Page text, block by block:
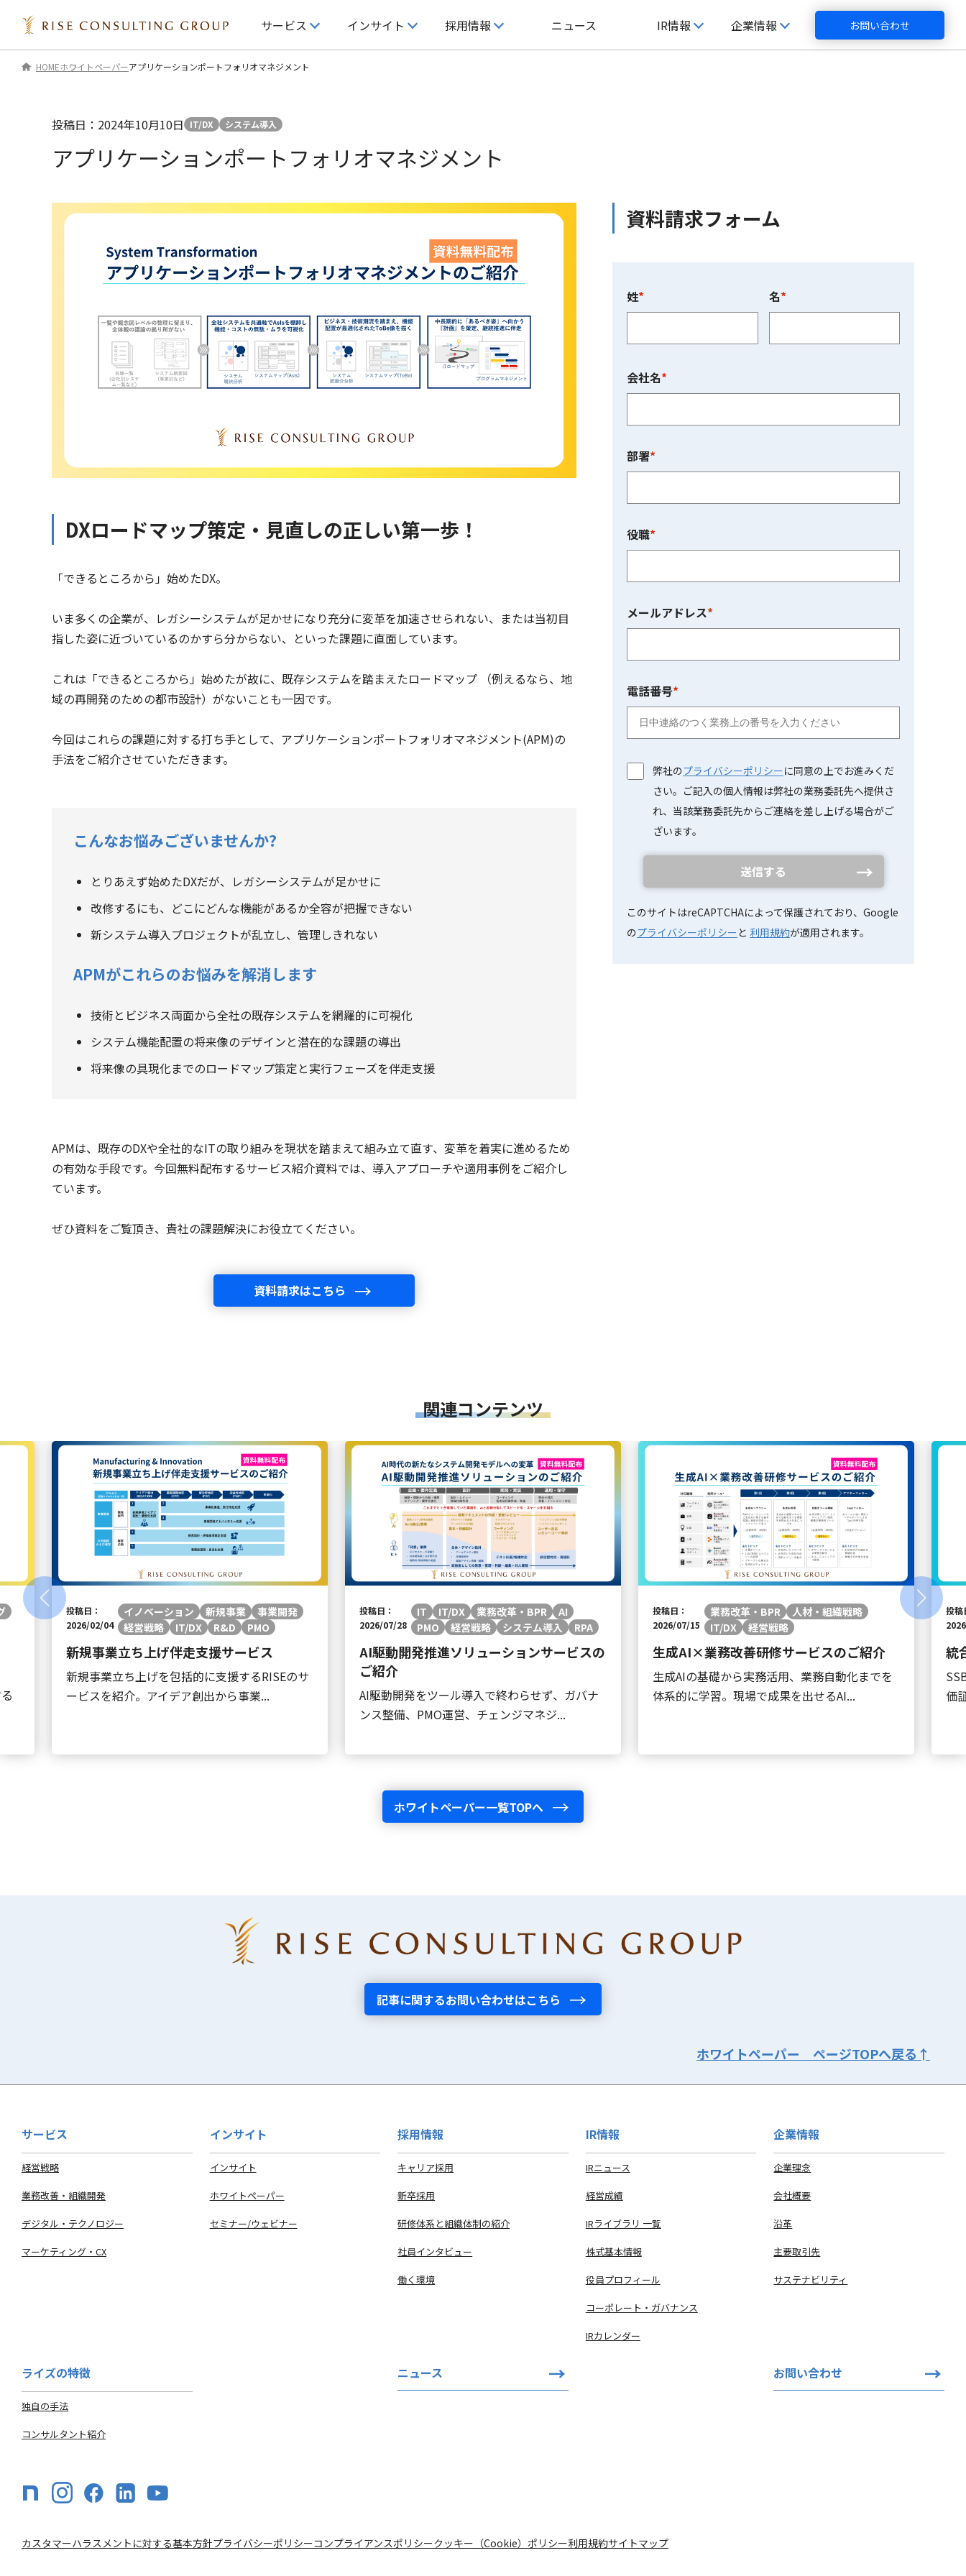
サービス インサイト 採用情報 ニュース IR情報 企業情報 お問い合わせ
経営戦略
マーケティング・CX 社員インタビュー
IRニュース
コーポレート・ガバナンス
IRカレンダー
HOMEホワイトペーパーアプリケーションポートフォリオマネジメント
投稿日：2024年10月10日 IT/DX システム導入
アプリケーションポートフォリオマネジメント
DXロードマップ策定・見直しの正しい第一歩！
「できるところから」始めたDX。
いま多くの企業が、レガシーシステムが足かせになり充分に変革を加速させられない、または当初目
指した姿に近づいているのかすら分からない、といった課題に直面しています。
これは「できるところから」始めたが故に、既存システムを踏まえたロードマップ （例えるなら、地
域の再開発のための都市設計）がないことも一因です。
今回はこれらの課題に対する打ち手として、アプリケーションポートフォリオマネジメント(APM)の
手法をご紹介させていただきます。
こんなお悩みございませんか?
とりあえず始めたDXだが、レガシーシステムが足かせに
改修するにも、どこにどんな機能があるか全容が把握できない
新システム導入プロジェクトが乱立し、管理しきれない
APMがこれらのお悩みを解消します
技術とビジネス両面から全社の既存システムを網羅的に可視化
システム機能配置の将来像のデザインと潜在的な課題の導出
将来像の具現化までのロードマップ策定と実行フェーズを伴走支援​
APMは、既存のDXや全社的なITの取り組みを現状を踏まえて組み立て直す、変革を着実に進めるため
の有効な手段です。今回無料配布するサービス紹介資料では、導入アプローチや適用事例をご紹介し
ています。
ぜひ資料をご覧頂き、貴社の課題解決にお役立てください。
資料請求はこちら
資料請求フォーム
姓* 名*
会社名*
部署*
役職*
メールアドレス*
電話番号*
弊社のプライバシーポリシーに同意の上でお進みくだ
さい。ご記入の個人情報は弊社の業務委託先へ提供さ
れ、当該業務委託先からご連絡を差し上げる場合がご
ざいます。
送信する
このサイトはreCAPTCHAによって保護されており、Google
のプライバシーポリシーと 利用規約が適用されます。
関連コンテンツ
投稿日：
2026/02/04
イノベーション 新規事業
事業開発
経営戦略
IT/DX R&D PMO
新規事業立ち上げ伴走支援サービス
新規事業立ち上げを包括的に支援するRISEのサ
ービスを紹介。アイデア創出から事業...
投稿日：
2026/07/28
IT IT/DX 業務改革・BPR
AI
PMO
経営戦略 システム導入 RPA
AI駆動開発推進ソリューションサービスの
ご紹介
AI駆動開発をツール導入で終わらせず、ガバナ
ンス整備、PMO運営、チェンジマネジ...
投稿日：
2026/07/15
業務改革・BPR
人材・組織戦略
IT/DX
経営戦略
生成AI×業務改善研修サービスのご紹介
生成AIの基礎から実務活用、業務自動化までを
体系的に学習。現場で成果を出せるAI...
投稿
統
価
ホワイトペーパー一覧TOPへ
記事に関するお問い合わせはこちら
ホワイトペーパー ページTOPへ戻る ↑
サービス
経営戦略
業務改善・組織開発
デジタル・テクノロジー
マーケティング・CX
インサイト
インサイト
ホワイトペーパー
セミナー/ウェビナー
採用情報
キャリア採用
新卒採用
研修体系と組織体制の紹介
社員インタビュー
働く環境
IR情報
IRニュース
経営成績
IRライブラリ 一覧
株式基本情報
役員プロフィール
コーポレート・ガバナンス
IRカレンダー
企業情報
企業理念
会社概要
沿革
主要取引先
サステナビリティ
ライズの特徴
独自の手法
コンサルタント紹介
ニュース お問い合わせ
カスタマーハラスメントに対する基本方針プライバシーポリシーコンプライアンスポリシークッキー（Cookie）ポリシー利用規約サイトマップ